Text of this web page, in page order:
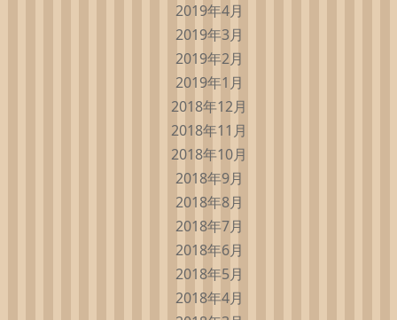
2019年4月
2019年3月
2019年2月
2019年1月
2018年12月
2018年11月
2018年10月
2018年9月
2018年8月
2018年7月
2018年6月
2018年5月
2018年4月